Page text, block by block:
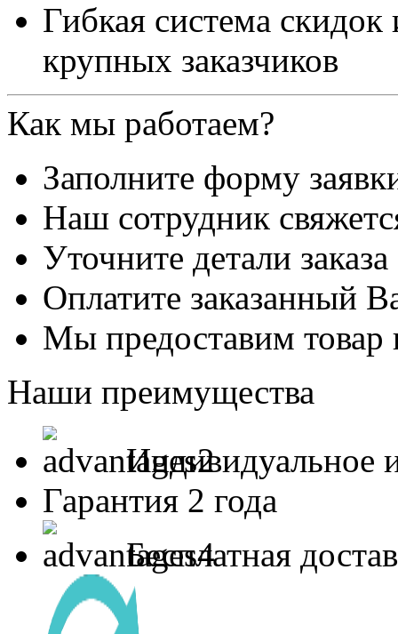
Гибкая система
крупных заказчиков
Как мы работаем?
Заполните форму
Наш сотрудник
Уточните детали заказа
Оплатите заказанный
Мы предоставим товар
Наши преимущества
Индивидуальное
Гарантия 2 года
Бесплатная